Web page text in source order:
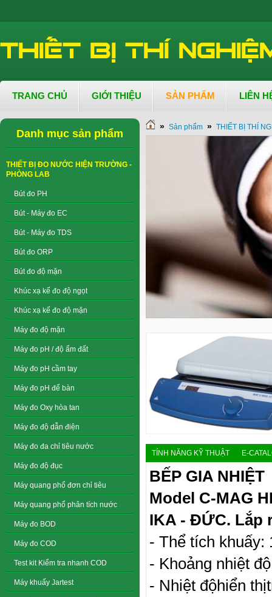
TRANG CHỦ GIỚI THIỆU SẢN PHẨM LIÊN
Danh mục sản phẩm
THIẾT BỊ ĐO NƯỚC HIỆN TRƯỜNG -
PHÒNG LAB
Bút đo PH
Bút - Máy đo EC
Bút - Máy đo TDS
Bút đo ORP
Bút đo độ mặn
Khúc xạ kế đo độ ngọt
Khúc xạ kế đo độ mặn
Máy đo độ mặn
Máy đo pH / độ ẩm đất
Máy đo pH cầm tay
Máy đo pH để bàn
Máy đo Oxy hòa tan
Máy đo độ dẫn điện
Máy đo đa chỉ tiêu nước
Máy đo độ đục
Máy quang phổ đơn chỉ tiêu
Máy quang phổ phân tích nước
Máy đo BOD
Máy đo COD
Test kit Kiểm tra nhanh COD
Máy khuấy Jartest
» Sản phẩm » THIẾT BỊ THÍ
TÍNH NĂNG KỸ THUẬT E-
BẾP GIA NHIỆT
Model C-MAG
IKA - ĐỨC. Lắp
- Thể tích khuấy:
- Khoảng nhiệt
- Nhiệt độhiển